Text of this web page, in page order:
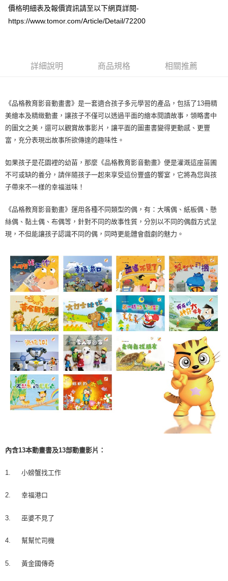
中國信託商業銀行
台灣樂天信用卡公司
Google Pay
全盈+PAY
運送方式
每筆NT$60，滿NT$490(含以上)免運費
7-11取貨付款
每筆NT$60，滿NT$490(含以上)免運費
每筆NT$85，滿NT$490(含以上)免運費
郵局
價格明細表及報價資訊請至以下網頁詳閱-
https://www.tomor.com/Article/Detail/72200
詳細說明 商品規格 相關推薦
《品格教育影音動畫書》是一套適合孩子多元學習的產品，包括了13冊精
美繪本及精緻動畫，讓孩子不僅可以透過平面的繪本閱讀故事，領略書中
的圖文之美，還可以觀賞故事影片，讓平面的圖畫書變得更動感、更豐
富，充分表現出故事所欲傳達的趣味性。
如果孩子是花園裡的幼苗，那麼《品格教育影音動畫》便是灌溉這座苗圃
不可或缺的養分，請伴隨孩子一起來享受這份豐盛的饗宴，它將為您與孩
子帶來不一樣的幸福滋味！
《品格教育影音動畫》運用各種不同類型的偶，有：大嘴偶、紙板偶、懸
絲偶、黏土偶、布偶等，針對不同的故事性質，分別以不同的偶戲方式呈
現，不但能讓孩子認識不同的偶，同時更能體會戲劇的魅力。
內含13本動畫書及13部動畫影片：
1. 小螃蟹找工作
2. 幸福港口
3. 巫婆不見了
4. 幫幫忙司機
5. 黃金國傳奇